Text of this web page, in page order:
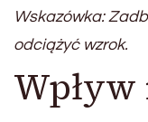
Wskazówka:
odciążyć wzrok.